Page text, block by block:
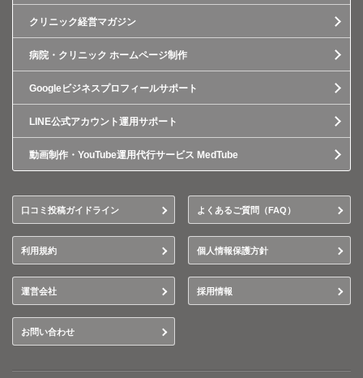
クリニック経営マガジン
病院・クリニック ホームページ制作
Googleビジネスプロフィールサポート
LINE公式アカウント運用サポート
動画制作・YouTube運用代行サービス MedTube
口コミ投稿ガイドライン よくあるご質問（FAQ）
利用規約 個人情報保護方針
運営会社 採用情報
お問い合わせ